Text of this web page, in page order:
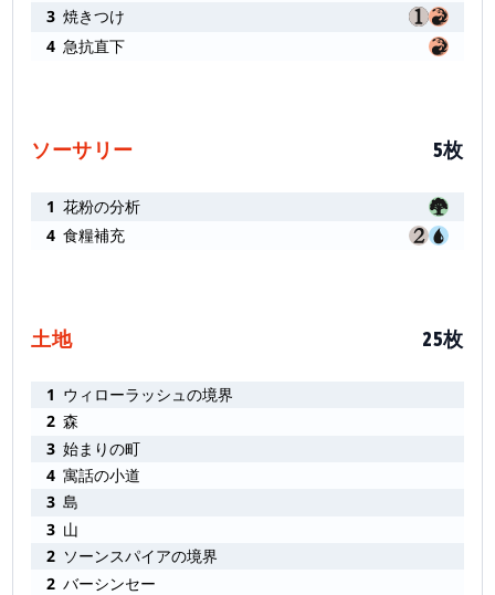
3 焼きつけ
4 急抗直下
ソーサリー 5枚
1 花粉の分析
4 食糧補充
土地 25枚
1 ウィローラッシュの境界
2 森
3 始まりの町
4 寓話の小道
3 島
3 山
2 ソーンスパイアの境界
2 バーシンセー